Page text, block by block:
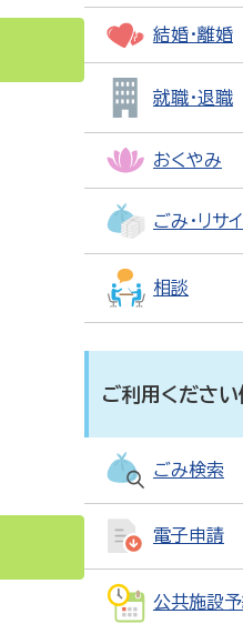
結婚・離婚
就職・退職
おくやみ
ごみ・リサ
相談
ご利用くださ
ごみ検索
電子申請
公共施設